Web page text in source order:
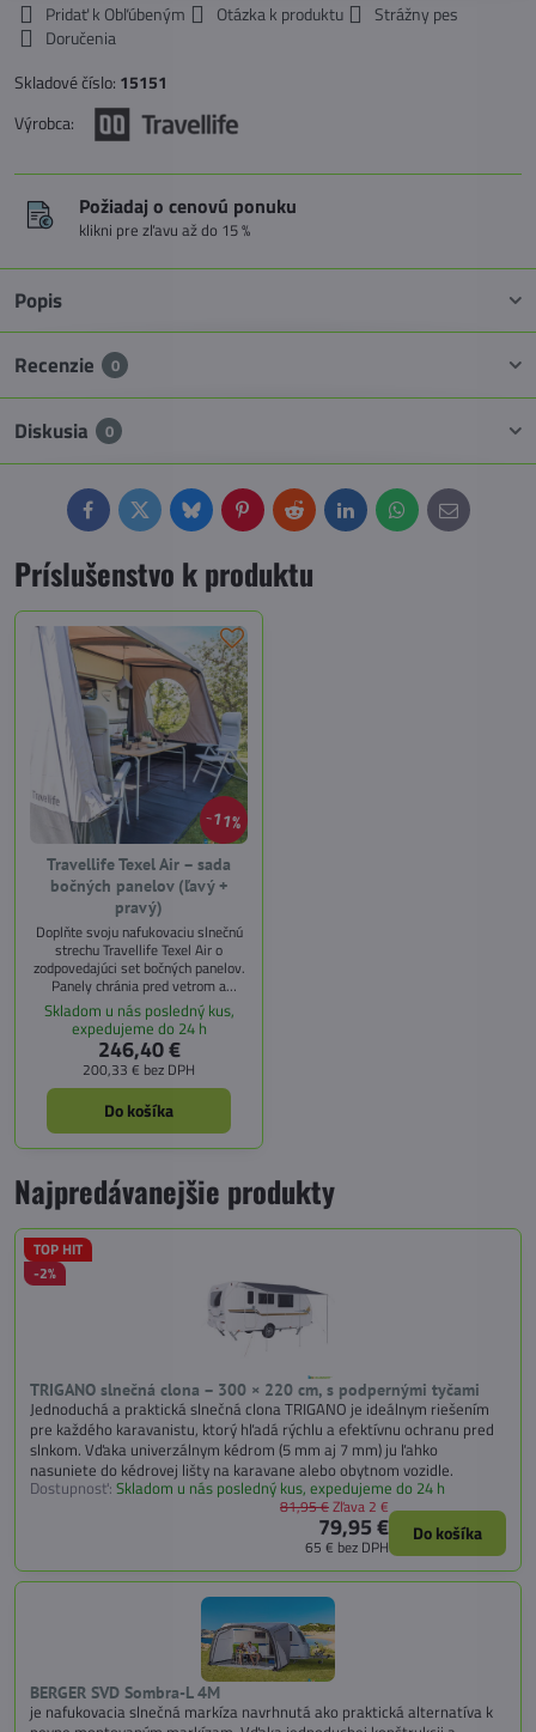
Pridať k Obľúbeným Otázka k produktu
Strážny pes
Doručenia
Skladové číslo: 15151
Výrobca:
Požiadaj o cenovú ponuku
klikni pre zľavu až do 15 %
Popis
Recenzie 0
Diskusia 0
FacebookTwitterBlueskyPinterestReddit LinkedInWhatsApp
E-
mail
Príslušenstvo k produktu
11%
Travellife Texel Air – sada
bočných panelov (ľavý +
pravý)
Doplňte svoju nafukovaciu slnečnú
strechu Travellife Texel Air o
zodpovedajúci set bočných panelov.
Panely chránia pred vetrom a
dažďom, pričom vďaka veľkým
okrúhlym priehľadovým oknám
prepúšťajú dostatok svetla. Tak si
môžete naplno užívať pobyt vonku
aj pri horšom počasí.
Skladom u nás posledný kus,
expedujeme do 24 h
246,40 €
200,33 € bez DPH
Do košíka
Najpredávanejšie produkty
TRIGANO slnečná clona – 300 × 220 cm, s podpernými tyčami
TOP HIT
-2%
Jednoduchá a praktická slnečná clona TRIGANO je ideálnym riešením
pre každého karavanistu, ktorý hľadá rýchlu a efektívnu ochranu pred
slnkom. Vďaka univerzálnym kédrom (5 mm aj 7 mm) ju ľahko
nasuniete do kédrovej lišty na karavane alebo obytnom vozidle.
Dostupnosť: Skladom u nás posledný kus, expedujeme do 24 h
79,95 €
65 € bez DPH
81,95 €Zľava 2 €
Do košíka
BERGER SVD Sombra-L 4M
je nafukovacia slnečná markíza navrhnutá ako praktická alternatíva k